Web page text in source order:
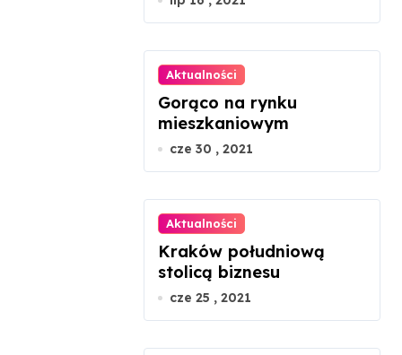
Aktualności
Gorąco na rynku
mieszkaniowym
cze 30 , 2021
Aktualności
Kraków południową
stolicą biznesu
cze 25 , 2021